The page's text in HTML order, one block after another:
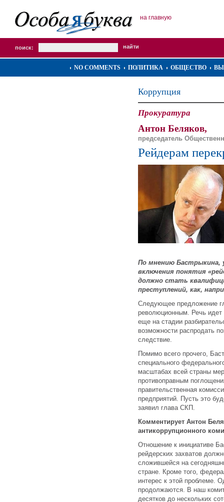
на главную
поиск:
NO COMMENTS ПОЛИТИКА ОБЩЕСТВО
Коррупция
Прокуратура
Антон Беляков,
председатель
Рейдерам
По мнению Бастрыкина,
включения понятия
должно стать
преступлений, как,
Следующее предложение
революционным. Речь идет
еще на стадии
возможности распродать
следствие.
Помимо всего прочего,
специального
масштабах всей страны
противоправным
правительственная
предприятий. Пусть это
заявил глава СКП.
Комментирует Антон
антикоррупционного
Отношение к инициативе
рейдерских захватов
сложившейся на
стране. Кроме того,
интерес к этой проблеме.
продолжаются. В наш
десятков до нескольких